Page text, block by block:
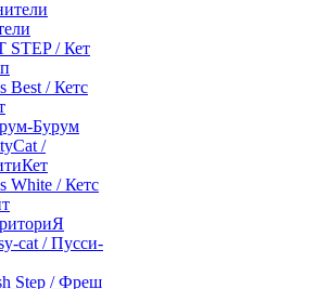
STEP / Кет
Best / Кетс
Бурум
/
White / Кетс
cat / Пусси-
Step / Фреш